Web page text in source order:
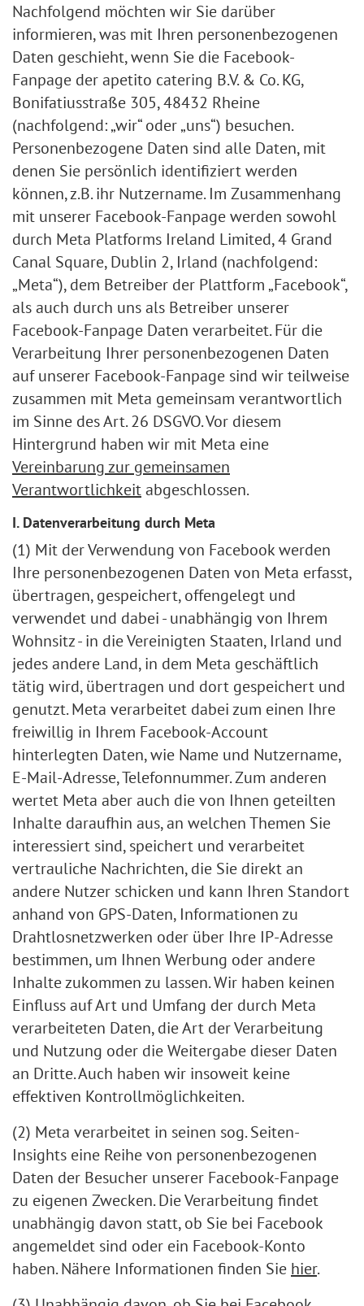
Nachfolgend möchten wir Sie darüber
informieren, was mit Ihren personenbezogenen
Daten geschieht, wenn Sie die Facebook-
Fanpage der apetito catering B.V. & Co. KG,
Bonifatiusstraße 305, 48432 Rheine
(nachfolgend: „wir“ oder „uns“) besuchen.
Personenbezogene Daten sind alle Daten, mit
denen Sie persönlich identifiziert werden
können, z.B. ihr Nutzername. Im Zusammenhang
mit unserer Facebook-Fanpage werden sowohl
durch Meta Platforms Ireland Limited, 4 Grand
Canal Square, Dublin 2, Irland (nachfolgend:
„Meta“), dem Betreiber der Plattform „Facebook“,
als auch durch uns als Betreiber unserer
Facebook-Fanpage Daten verarbeitet. Für die
Verarbeitung Ihrer personenbezogenen Daten
auf unserer Facebook-Fanpage sind wir teilweise
zusammen mit Meta gemeinsam verantwortlich
im Sinne des Art. 26 DSGVO. Vor diesem
Hintergrund haben wir mit Meta eine
Vereinbarung zur gemeinsamen
Verantwortlichkeitabgeschlossen.
I. Datenverarbeitung durch Meta
(1) Mit der Verwendung von Facebook werden
Ihre personenbezogenen Daten von Meta erfasst,
übertragen, gespeichert, offengelegt und
verwendet und dabei - unabhängig von Ihrem
Wohnsitz - in die Vereinigten Staaten, Irland und
jedes andere Land, in dem Meta geschäftlich
tätig wird, übertragen und dort gespeichert und
genutzt. Meta verarbeitet dabei zum einen Ihre
freiwillig in Ihrem Facebook-Account
hinterlegten Daten, wie Name und Nutzername,
E-Mail-Adresse, Telefonnummer. Zum anderen
wertet Meta aber auch die von Ihnen geteilten
Inhalte daraufhin aus, an welchen Themen Sie
interessiert sind, speichert und verarbeitet
vertrauliche Nachrichten, die Sie direkt an
andere Nutzer schicken und kann Ihren Standort
anhand von GPS-Daten, Informationen zu
Drahtlosnetzwerken oder über Ihre IP-Adresse
bestimmen, um Ihnen Werbung oder andere
Inhalte zukommen zu lassen. Wir haben keinen
Einfluss auf Art und Umfang der durch Meta
verarbeiteten Daten, die Art der Verarbeitung
und Nutzung oder die Weitergabe dieser Daten
an Dritte. Auch haben wir insoweit keine
effektiven Kontrollmöglichkeiten.
(2) Meta verarbeitet in seinen sog. Seiten-
Insights eine Reihe von personenbezogenen
Daten der Besucher unserer Facebook-Fanpage
zu eigenen Zwecken. Die Verarbeitung findet
unabhängig davon statt, ob Sie bei Facebook
angemeldet sind oder ein Facebook-Konto
haben. Nähere Informationen finden Sie hier.